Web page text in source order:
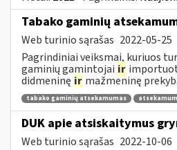
Tabako gaminių
Web turinio sąrašas 2022-05-25
Pagrindiniai veiksmai, kuriuos
gaminių gamintojai ir
didmeninę ir mažmeninę
tabako gaminių atsekamumas
DUK apie atsiskaitymus
Web turinio sąrašas 2022-10-06